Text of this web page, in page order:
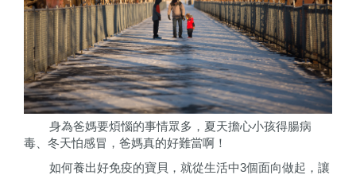
身為爸媽要煩惱的事情眾多，夏天擔心小孩得腸病
毒、冬天怕感冒，爸媽真的好難當啊！
如何養出好免疫的寶貝，就從生活中3個面向做起，讓